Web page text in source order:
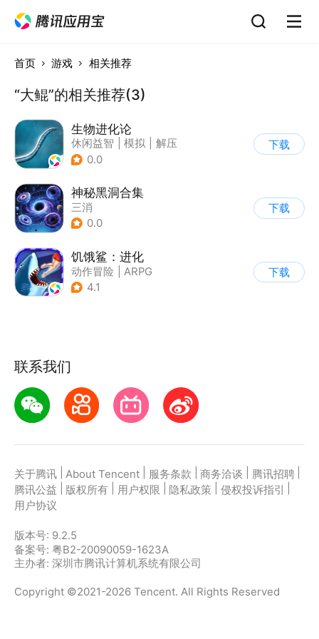
首页 游戏 相关推荐
“大鲲”的相关推荐(3)
生物进化论
休闲益智 模拟
解压
| 清新
0.0
下载
神秘黑洞合集
三消
0.0
下载
饥饿鲨：进化
动作冒险
ARPG
| 街机
4.1
下载
联系我们
关于腾讯 About Tencent 服务条款 商务洽谈 腾讯招聘
腾讯公益
版权所有 用户权限 隐私政策 侵权投诉指引
用户协议
版本号: 9.2.5
备案号: 粤B2-20090059-1623A
主办者: 深圳市腾讯计算机系统有限公司
Copyright ©2021-2026 Tencent. All Rights Reserved